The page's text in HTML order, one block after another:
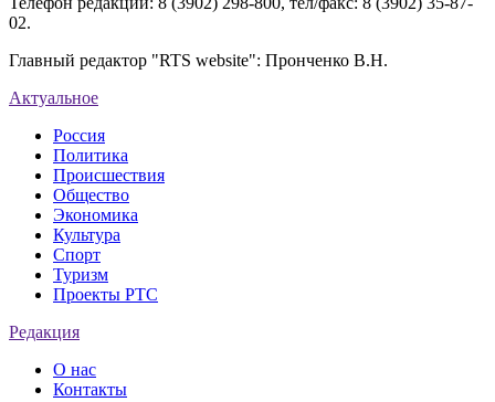
02.
Главный редактор "RTS website": Пронченко В.Н.
Актуальное
Россия
Политика
Происшествия
Общество
Экономика
Культура
Спорт
Туризм
Проекты РТС
Редакция
О нас
Контакты